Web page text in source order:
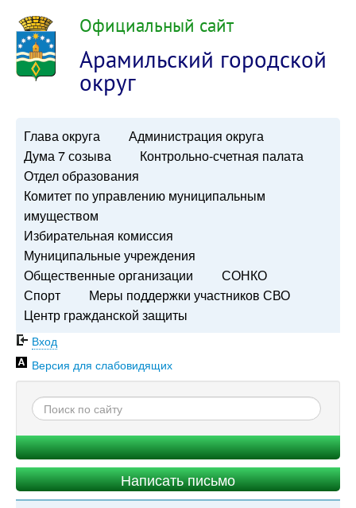
Официальный сайт
Арамильский городской
округ
Глава округа
Администрация округа
Дума 7 созыва
Контрольно-счетная палата
Отдел образования
Комитет по управлению муниципальным
имуществом
Избирательная комиссия
Муниципальные учреждения
Общественные организации
СОНКО
Спорт
Меры поддержки участников СВО
Центр гражданской защиты
Вход
Версия для слабовидящих
Написать письмо